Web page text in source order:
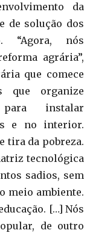
da
de solução dos
“Agora, nós
agrária”,
que comece
que organize
instalar
e no interior.
tira da pobreza.
tecnológica
sadios, sem
meio ambiente.
[…] Nós
de outro